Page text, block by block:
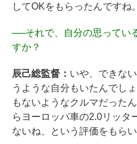
してOKをもらったんですね。
──それで、自分の思ってい
すか？
辰己総監督： いや、できな
うような自分もいたんでし
もないようなクルマだった
らヨーロッパ車の2.0リッタ
ないね、という評価をもらい